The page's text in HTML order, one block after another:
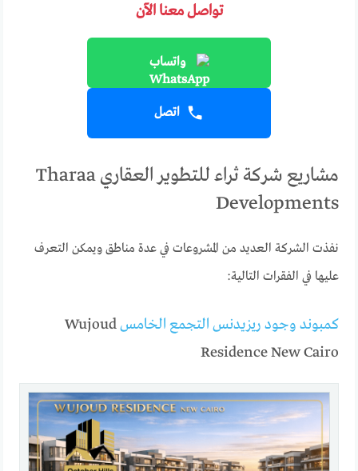
تواصل معنا الآن
واتساب
اتصل
مشاريع شركة ثراء للتطوير العقاري Tharaa
Developments
نفذت الشركة العديد من المشروعات في عدة مناطق ويمكن التعرف
عليها في الفقرات التالية:
كمبوند وجود ريزيدنس التجمع الخامسWujoud
Residence New Cairo